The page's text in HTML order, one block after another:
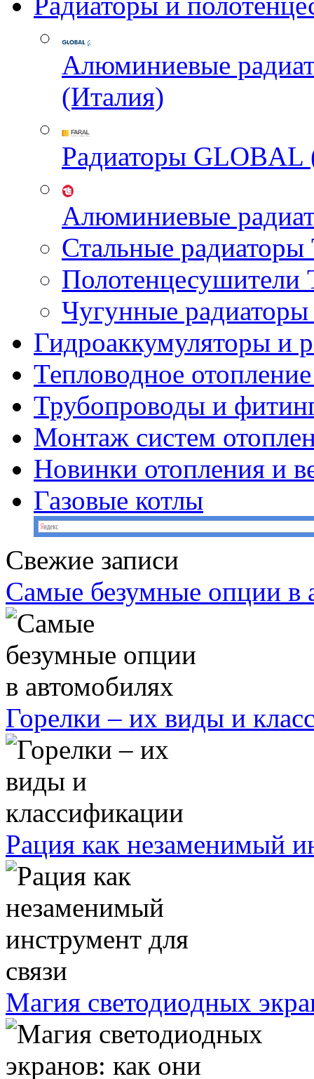
Алюминиевые
(Италия)
Радиаторы GLOBAL
Алюминиевые
Стальные
Чугунные
Гидроаккумуляторы и
Тепловодное
Трубопроводы и
Монтаж систем
Новинки отопления и
Газовые котлы
Свежие записи
Самые безумные опции в
Горелки – их виды и
Рация как незаменимый
Магия светодиодных